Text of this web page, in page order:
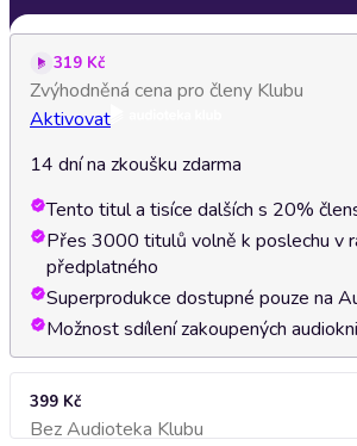
319 Kč
Zvýhodněná cena pro členy Klubu
Aktivovat
14 dní na zkoušku zdarma
Tento titul a tisíce dalších s 20%
Přes 3000 titulů volně k poslechu v
předplatného
Superprodukce dostupné pouze na
Možnost sdílení zakoupených
399 Kč
Bez Audioteka KlubuPřidat do košíku